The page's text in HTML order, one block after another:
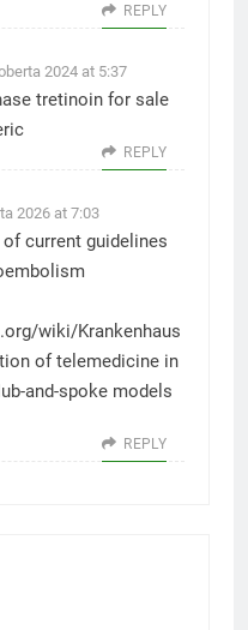
REPLY
2024 at 5:37
tretinoin for sale
REPLY
2026 at 7:03
current guidelines
wiki/Krankenhaus
of telemedicine in
and-spoke models
REPLY